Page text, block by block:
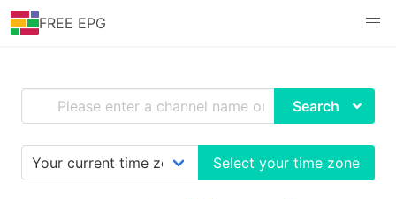
FREE EPG
Search
Select your time zone